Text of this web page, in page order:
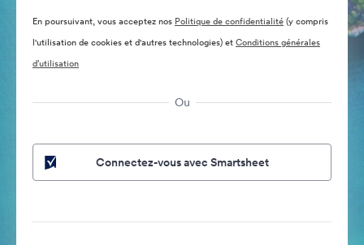
En poursuivant, vous acceptez nos Politique de confidentialité(y compris
l'utilisation de cookies et d'autres technologies) etConditions générales
d’utilisation
Ou
Connectez-vous avec Smartsheet